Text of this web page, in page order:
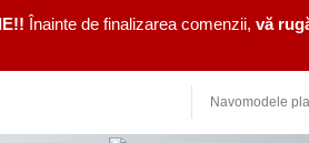
Înainte de finalizarea comenzii, vă
Navomodele